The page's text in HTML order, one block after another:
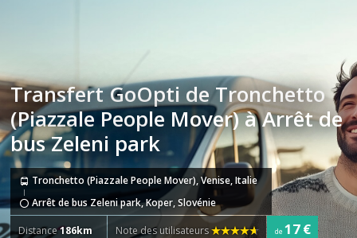
Transfert GoOpti de Tronchetto
(Piazzale People Mover) à Arrêt de
bus Zeleni park
Tronchetto (Piazzale People Mover), Venise, Italie
Arrêt de bus Zeleni park, Koper, Slovénie
Distance186km Note des utilisateurs de 17 €